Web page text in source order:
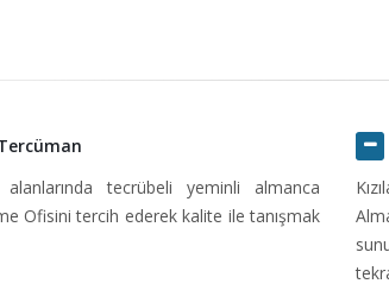
alanlarında tecrübeli yeminli almanca
Ofisini tercih ederek kalite ile tanışmak